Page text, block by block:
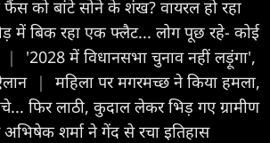
को बांटे सोने के शंख? वायरल हो रहा
में बिक रहा एक फ्लैट... लोग पूछ रहे- कोई
|
'2028 में विधानसभा चुनाव नहीं लड़ूंगा',
|
महिला पर मगरमच्छ ने किया हमला,
फिर लाठी, कुदाल लेकर भिड़ गए ग्रामीण
शर्मा ने गेंद से रचा इतिहास